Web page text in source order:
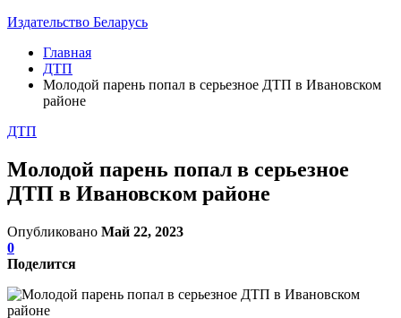
Издательство Беларусь
Главная
ДТП
Молодой парень попал в серьезное ДТП в Ивановском
районе
ДТП
Молодой парень попал в серьезное
ДТП в Ивановском районе
Опубликовано Май 22, 2023
0
Поделится